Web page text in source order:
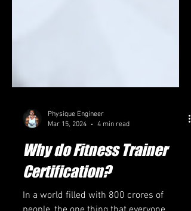
Physique Engineer
Mar 15, 2024
4 min read
Why do Fitness Trainer